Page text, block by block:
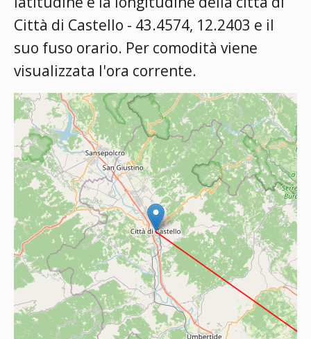
Città di Castello - 43.4574, 12.2403 e il
suo fuso orario. Per comodità viene
visualizzata l'ora corrente.